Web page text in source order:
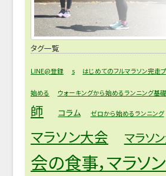
タグ一覧
LINE@登録 s はじめてのフルマラソン完走
始める ウォーキングから始めるランニング基
師
コラム ゼロから始めるランニング
マラソン大会 マラソ
会の食事，マラソ